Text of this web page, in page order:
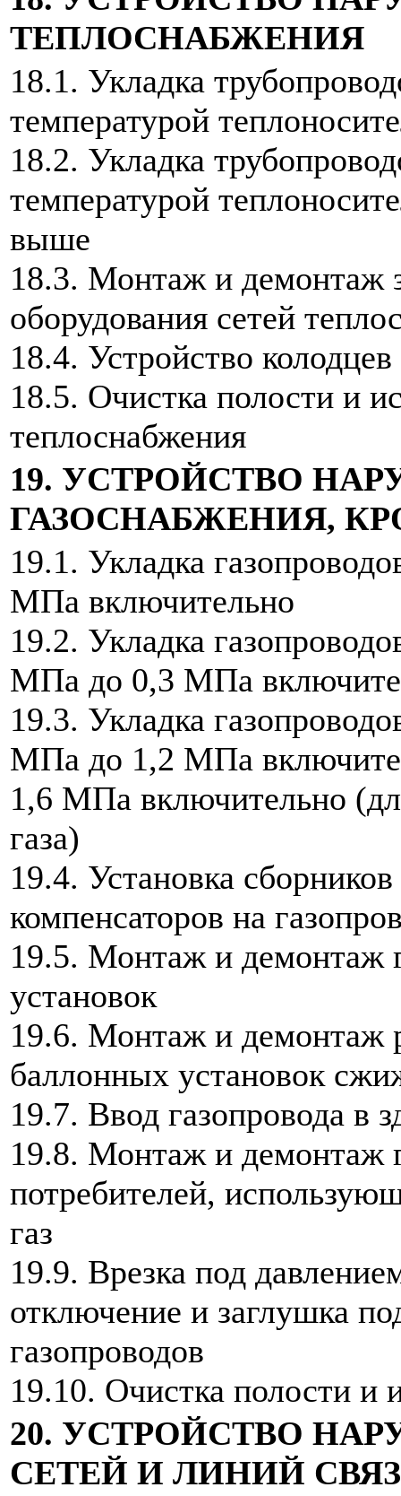
ТЕПЛОСНАБЖЕНИЯ
18.1. Укладка
температурой
18.2. Укладка
температурой
выше
18.3. Монтаж и демонтаж
оборудования сетей
18.4. Устройство
18.5. Очистка полости и
теплоснабжения
19. УСТРОЙСТВО
ГАЗОСНАБЖЕНИЯ,
19.1. Укладка
МПа включительно
19.2. Укладка
МПа до 0,3 МПа
19.3. Укладка
МПа до 1,2 МПа
1,6 МПа включительно
газа)
19.4. Установка
компенсаторов на
19.5. Монтаж и демонтаж
установок
19.6. Монтаж и демонтаж
баллонных установок
19.7. Ввод газопровода в
19.8. Монтаж и демонтаж
потребителей,
газ
19.9. Врезка под
отключение и заглушка
газопроводов
19.10. Очистка полости и
20. УСТРОЙСТВО
СЕТЕЙ И ЛИНИЙ